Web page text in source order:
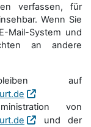
verfassen, für
Wenn Sie
Mail-System und
an andere
auf
von
und der